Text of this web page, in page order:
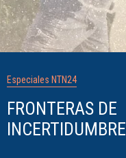
Especiales NTN24
FRONTERAS DE
INCERTIDUMBRE